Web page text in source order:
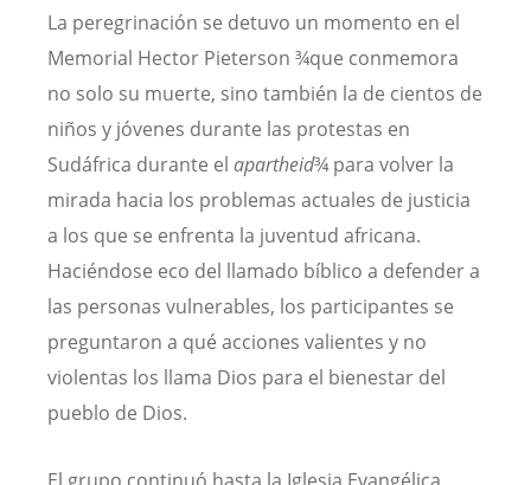
La peregrinación se detuvo un momento en el
Memorial Hector Pieterson ¾que conmemora
no solo su muerte, sino también la de cientos de
niños y jóvenes durante las protestas en
Sudáfrica durante el apartheid¾ para volver la
mirada hacia los problemas actuales de justicia
a los que se enfrenta la juventud africana.
Haciéndose eco del llamado bíblico a defender a
las personas vulnerables, los participantes se
preguntaron a qué acciones valientes y no
violentas los llama Dios para el bienestar del
pueblo de Dios.